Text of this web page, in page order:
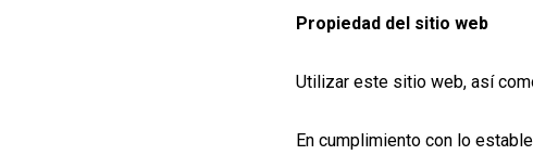
Propiedad del sitio web
Utilizar este sitio web, así
En cumplimiento con lo